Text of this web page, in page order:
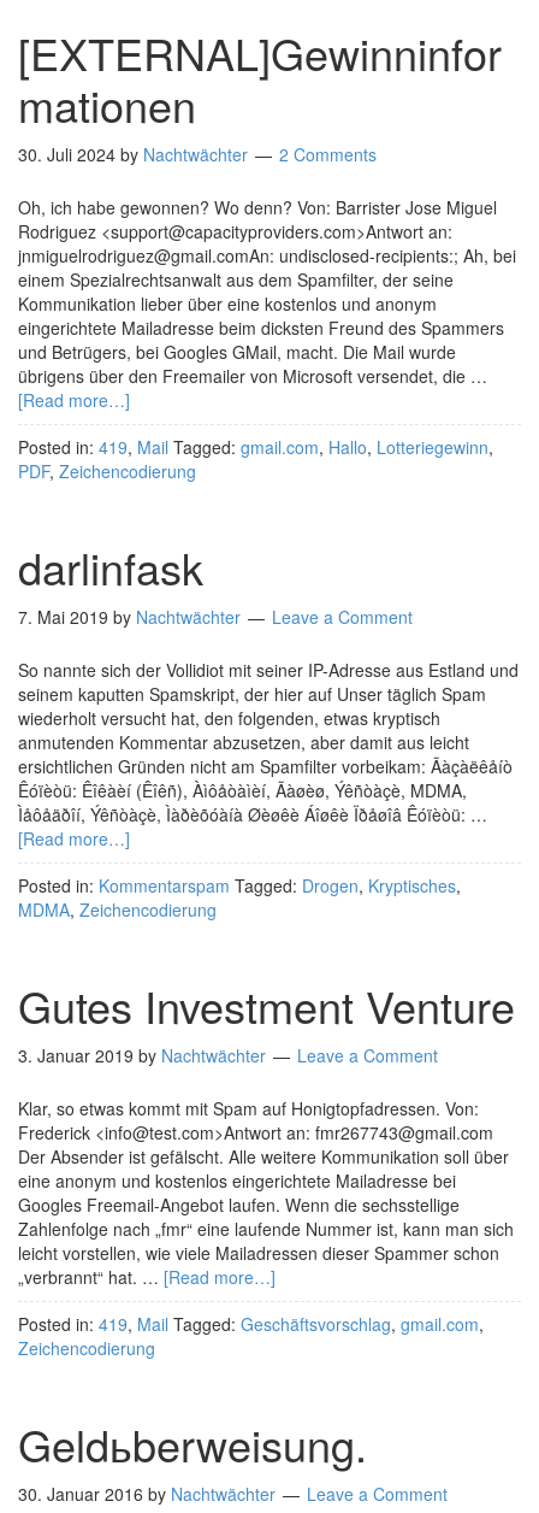
[EXTERNAL]Gewinninfor
mationen
30. Juli 2024 by Nachtwächter 2 Comments
Oh, ich habe gewonnen? Wo denn? Von: Barrister Jose Miguel
Rodriguez <support@capacityproviders.com>Antwort an:
jnmiguelrodriguez@gmail.comAn: undisclosed-recipients:; Ah, bei
einem Spezialrechtsanwalt aus dem Spamfilter, der seine
Kommunikation lieber über eine kostenlos und anonym
eingerichtete Mailadresse beim dicksten Freund des Spammers
und Betrügers, bei Googles GMail, macht. Die Mail wurde
übrigens über den Freemailer von Microsoft versendet, die …
[Read more…]
Posted in: 419, Mail Tagged: gmail.com, Hallo, Lotteriegewinn,
PDF, Zeichencodierung
darlinfask
7. Mai 2019 by Nachtwächter Leave a Comment
So nannte sich der Vollidiot mit seiner IP-Adresse aus Estland und
seinem kaputten Spamskript, der hier auf Unser täglich Spam
wiederholt versucht hat, den folgenden, etwas kryptisch
anmutenden Kommentar abzusetzen, aber damit aus leicht
ersichtlichen Gründen nicht am Spamfilter vorbeikam: Ãàçàëêåíò
Êóïèòü: Êîêàèí (Êîêñ), Àìôåòàìèí, Ãàøèø, Ýêñòàçè, MDMA,
Ìåôåäðîí, Ýêñòàçè, Ìàðèõóàíà Øèøêè Áîøêè Ïðåøîâ Êóïèòü: …
[Read more…]
Posted in: Kommentarspam Tagged: Drogen, Kryptisches,
MDMA, Zeichencodierung
Gutes Investment Venture
3. Januar 2019 by Nachtwächter Leave a Comment
Klar, so etwas kommt mit Spam auf Honigtopfadressen. Von:
Frederick <info@test.com>Antwort an: fmr267743@gmail.com
Der Absender ist gefälscht. Alle weitere Kommunikation soll über
eine anonym und kostenlos eingerichtete Mailadresse bei
Googles Freemail-Angebot laufen. Wenn die sechsstellige
Zahlenfolge nach „fmr“ eine laufende Nummer ist, kann man sich
leicht vorstellen, wie viele Mailadressen dieser Spammer schon
„verbrannt“ hat. … [Read more…]
Posted in: 419, Mail Tagged: Geschäftsvorschlag, gmail.com,
Zeichencodierung
Geldьberweisung.
30. Januar 2016 by Nachtwächter Leave a Comment